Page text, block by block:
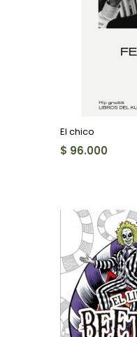
El chico
$ 96.000